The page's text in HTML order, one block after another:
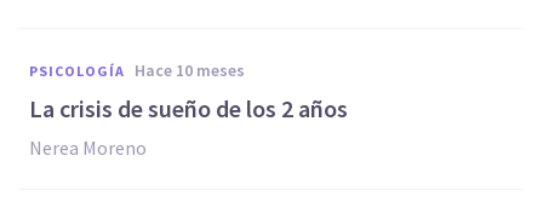
PSICOLOGÍA hace 10 meses
La crisis de sueño de los 2 años
Nerea Moreno